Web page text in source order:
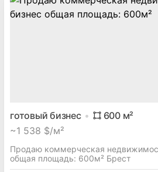
готовый бизнес 600м²
~1 538 $/м²
Продаю коммерческая
общая площадь: 600м² Брест